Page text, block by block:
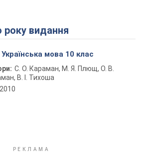
Play Video
року видання
мова 10 клас
С. О. Караман, М. Я. Плющ, О. В.
В. І. Тихоша
2010